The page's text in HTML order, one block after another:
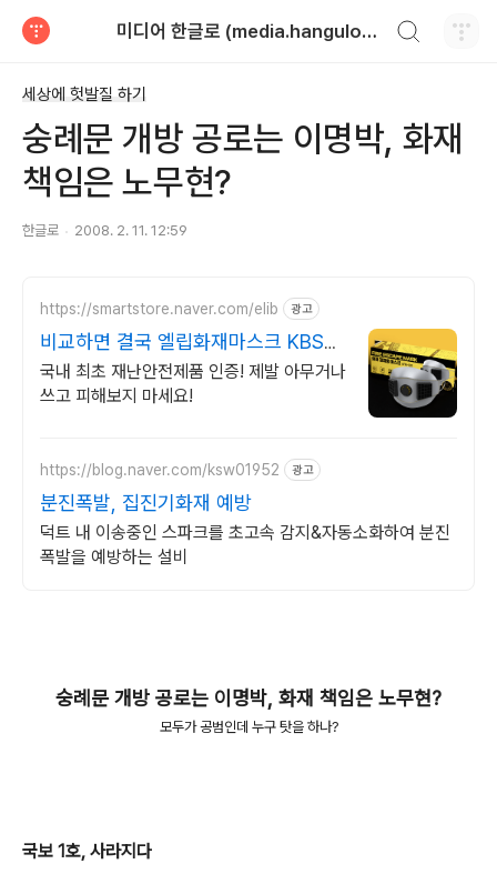
미디어 한글로 (media.hangulo.net)
세상에 헛발질 하기
숭례문 개방 공로는 이명박, 화재
책임은 노무현?
한글로 2008. 2. 11. 12:59
https://smartstore.naver.com/elib 광고
비교하면 결국 엘립화재마스크 KBS
코드레드 출연
국내 최초 재난안전제품 인증! 제발 아무거나
쓰고 피해보지 마세요!
https://blog.naver.com/ksw01952 광고
분진폭발, 집진기화재 예방
덕트 내 이송중인 스파크를 초고속 감지&자동소화하여 분진
폭발을 예방하는 설비
숭례문 개방 공로는 이명박, 화재 책임은 노무현?
모두가 공범인데 누구 탓을 하나?
국보 1호, 사라지다